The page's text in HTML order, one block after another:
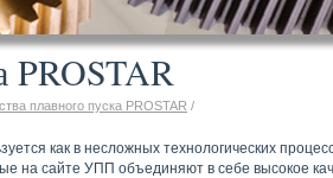
PROSTAR
плавного пуска PROSTAR /
как в несложных технологических
на сайте УПП объединяют в себе высокое